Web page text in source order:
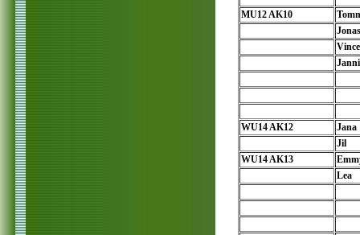
MU12 AK10
Jonas
WU14 AK12
Jana
Jil
WU14 AK13
Lea